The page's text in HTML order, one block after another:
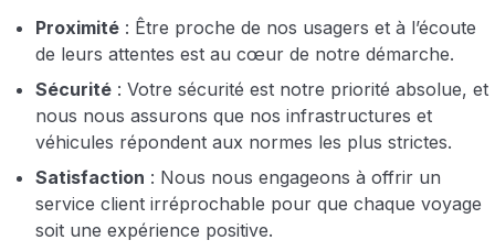
Proximité : Être proche de nos usagers et à l’écoute
de leurs attentes est au cœur de notre démarche.
Sécurité : Votre sécurité est notre priorité absolue, et
nous nous assurons que nos infrastructures et
véhicules répondent aux normes les plus strictes.
Satisfaction : Nous nous engageons à offrir un
service client irréprochable pour que chaque voyage
soit une expérience positive.